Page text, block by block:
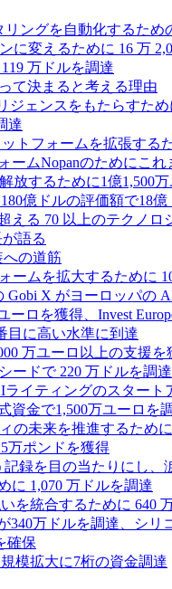
ングを自動化するため
に変えるために 16 万
万ドルを調達
て決まると考える理由
ジェンスをもたらすた
達
トフォームを拡張する
ムNopanのためにこれ
放するために1億1,500
億ドルの評価額で18
る 70 以上のテクノロ
語る
への道筋
ームを拡大するために
X がヨーロッパの
ーロを獲得、Invest
目に高い水準に到達
万ユーロ以上の支援を
ードで 220 万ドルを調達
イティングのスター
資金で1,500万ユーロを
の未来を推進するため
万ポンドを獲得
録を目の当たりにし、
に 1,070 万ドルを調達
を統合するために 640
340万ドルを調達、シ
確保
模拡大に7桁の資金調達